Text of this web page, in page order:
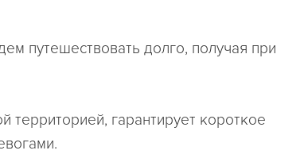
путешествовать долго, получая при
территорией, гарантирует короткое